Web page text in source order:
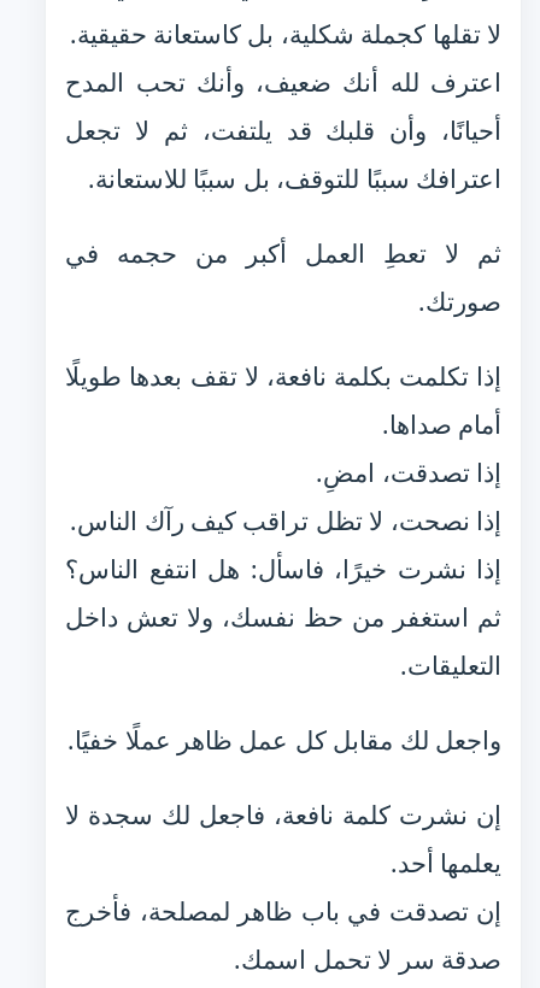
لا تقلها كجملة شكلية، بل كاستعانة حقيقية.
اعترف لله أنك ضعيف، وأنك تحب المدح
أحيانًا، وأن قلبك قد يلتفت، ثم لا تجعل
اعترافك سببًا للتوقف، بل سببًا للاستعانة.
ثم لا تعطِ العمل أكبر من حجمه في
صورتك.
إذا تكلمت بكلمة نافعة، لا تقف بعدها طويلًا
أمام صداها.
إذا تصدقت، امضِ.
إذا نصحت، لا تظل تراقب كيف رآك الناس.
إذا نشرت خيرًا، فاسأل: هل انتفع الناس؟
ثم استغفر من حظ نفسك، ولا تعش داخل
التعليقات.
واجعل لك مقابل كل عمل ظاهر عملًا خفيًا.
إن نشرت كلمة نافعة، فاجعل لك سجدة لا
يعلمها أحد.
إن تصدقت في باب ظاهر لمصلحة، فأخرج
صدقة سر لا تحمل اسمك.